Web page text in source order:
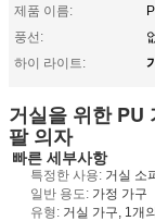
제품 이름:
풍선:
하이 라이트:
거실을 위한 PU
팔 의자
빠른 세부사항
특정한 사용: 거실 소
일반 용도: 가정 가구
유형: 거실 가구, 1개